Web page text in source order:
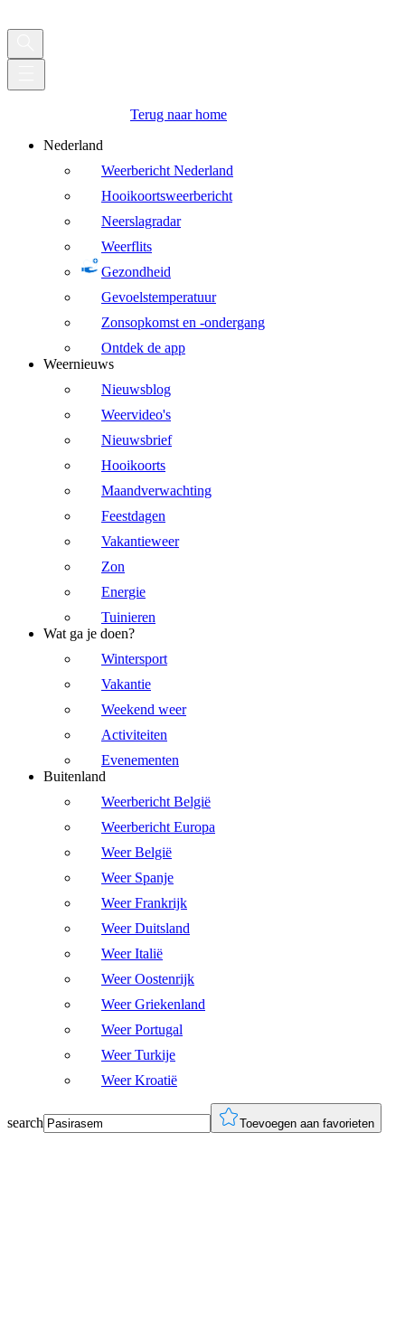
Terug naar home
Nederland
Weerbericht Nederland
Hooikoortsweerbericht
Neerslagradar
Weerflits
Gezondheid
Gevoelstemperatuur
Zonsopkomst en -ondergang
Ontdek de app
Weernieuws
Nieuwsblog
Weervideo's
Nieuwsbrief
Hooikoorts
Maandverwachting
Feestdagen
Vakantieweer
Zon
Energie
Tuinieren
Wat ga je doen?
Wintersport
Vakantie
Weekend weer
Activiteiten
Evenementen
Buitenland
Weerbericht België
Weerbericht Europa
Weer België
Weer Spanje
Weer Frankrijk
Weer Duitsland
Weer Italië
Weer Oostenrijk
Weer Griekenland
Weer Portugal
Weer Turkije
Weer Kroatië
search Toevoegen aan favorieten